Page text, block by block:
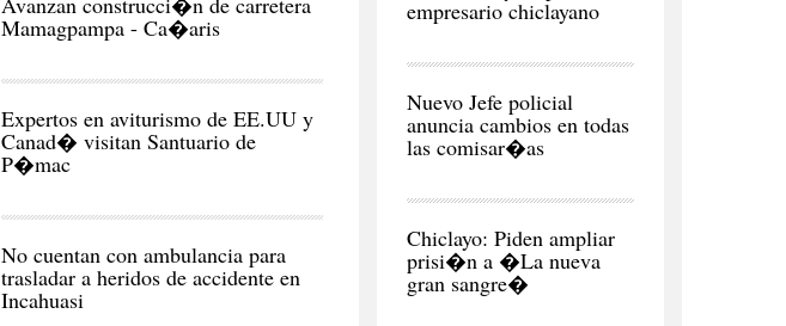
Mamagpampa - Ca�aris
Expertos en aviturismo de EE.UU y
Canad� visitan Santuario de
P�mac
No cuentan con ambulancia para
trasladar a heridos de accidente en
Incahuasi
empresario chiclayano
Nuevo Jefe policial
anuncia cambios en todas
las comisar�as
Chiclayo: Piden ampliar
prisi�n a �La nueva
gran sangre�